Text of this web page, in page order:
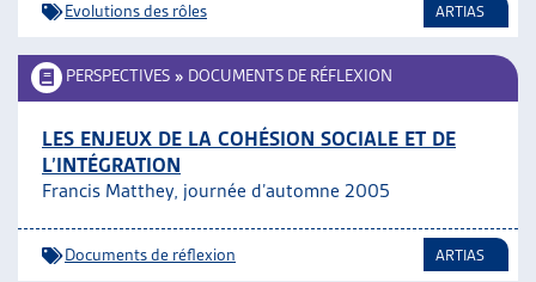
Evolutions des rôles ARTIAS
PERSPECTIVES » DOCUMENTS DE RÉFLEXION
LES ENJEUX DE LA COHÉSION SOCIALE ET DE
L’INTÉGRATION
Francis Matthey, journée d’automne 2005
Documents de réflexion ARTIAS